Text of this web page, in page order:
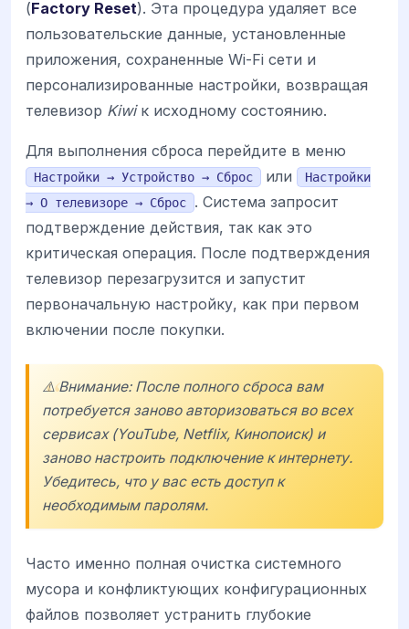
(Factory Reset). Эта процедура удаляет все
пользовательские данные, установленные
приложения, сохраненные Wi-Fi сети и
персонализированные настройки, возвращая
телевизор Kiwiк исходному состоянию.
Для выполнения сброса перейдите в меню
Настройки → Устройство → Сброс или
Настройки
→ О телевизоре → Сброс
. Система запросит
подтверждение действия, так как это
критическая операция. После подтверждения
телевизор перезагрузится и запустит
первоначальную настройку, как при первом
включении после покупки.
⚠️ Внимание: После полного сброса вам
потребуется заново авторизоваться во всех
сервисах (YouTube, Netflix, Кинопоиск) и
заново настроить подключение к интернету.
Убедитесь, что у вас есть доступ к
необходимым паролям.
Часто именно полная очистка системного
мусора и конфликтующих конфигурационных
файлов позволяет устранить глубокие